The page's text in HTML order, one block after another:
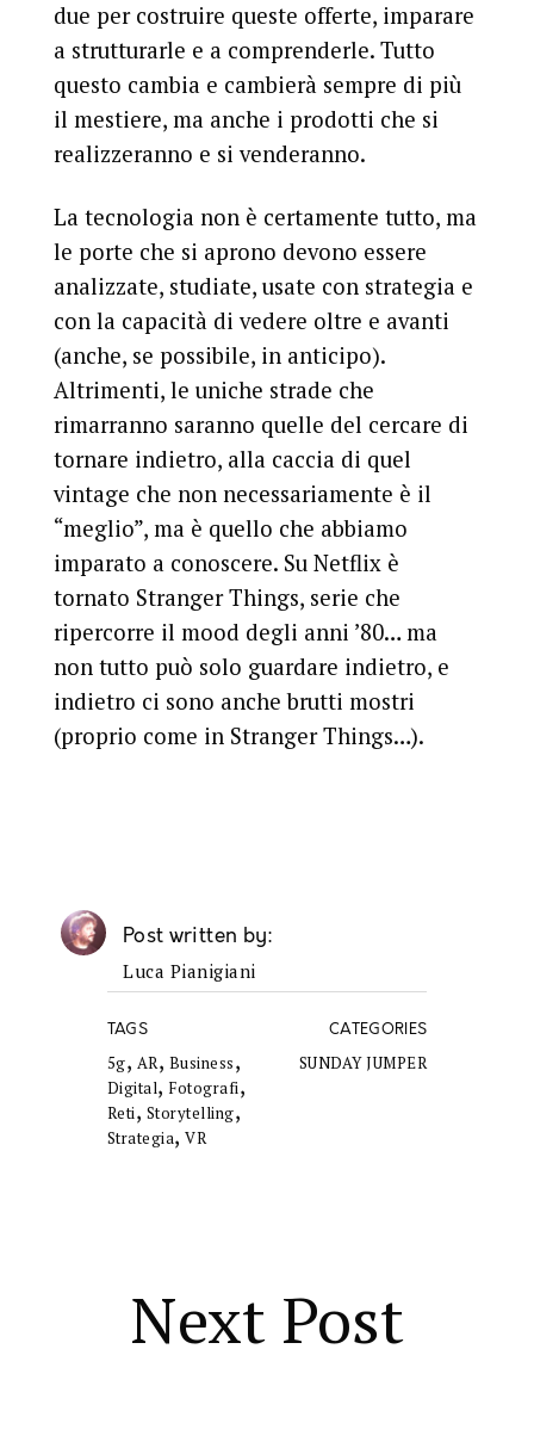
due per costruire queste offerte, imparare
a strutturarle e a comprenderle. Tutto
questo cambia e cambierà sempre di più
il mestiere, ma anche i prodotti che si
realizzeranno e si venderanno.
La tecnologia non è certamente tutto, ma
le porte che si aprono devono essere
analizzate, studiate, usate con strategia e
con la capacità di vedere oltre e avanti
(anche, se possibile, in anticipo).
Altrimenti, le uniche strade che
rimarranno saranno quelle del cercare di
tornare indietro, alla caccia di quel
vintage che non necessariamente è il
“meglio”, ma è quello che abbiamo
imparato a conoscere. Su Netflix è
tornato Stranger Things, serie che
ripercorre il mood degli anni ’80… ma
non tutto può solo guardare indietro, e
indietro ci sono anche brutti mostri
(proprio come in Stranger Things…).
Post written by
Luca Pianigiani
TAGS
5g, AR, Business,
Digital, Fotografi,
Reti, Storytelling,
Strategia,VR
CATEGORIES
SUNDAY JUMPER
Next Post